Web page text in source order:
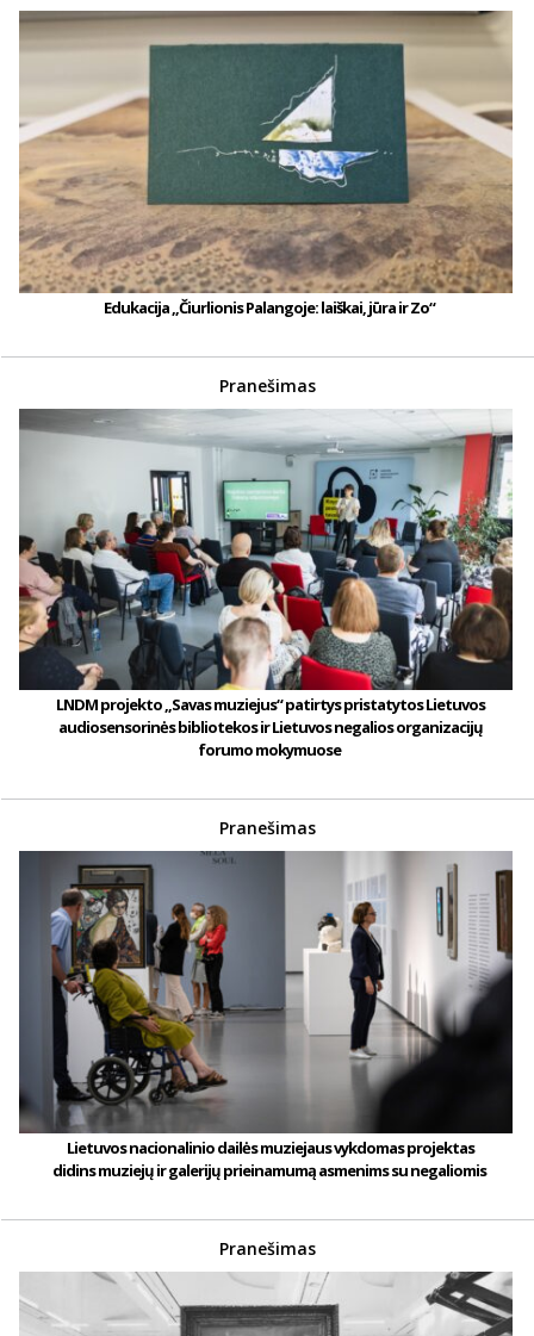
Edukacija „Čiurlionis Palangoje: laiškai, jūra ir Zo“
Pranešimas
LNDM projekto „Savas muziejus“ patirtys pristatytos Lietuvos
audiosensorinės bibliotekos ir Lietuvos negalios organizacijų
forumo mokymuose
Pranešimas
Lietuvos nacionalinio dailės muziejaus vykdomas projektas
didins muziejų ir galerijų prieinamumą asmenims su negaliomis
Pranešimas